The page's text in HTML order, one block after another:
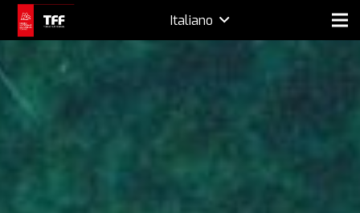
Italiano